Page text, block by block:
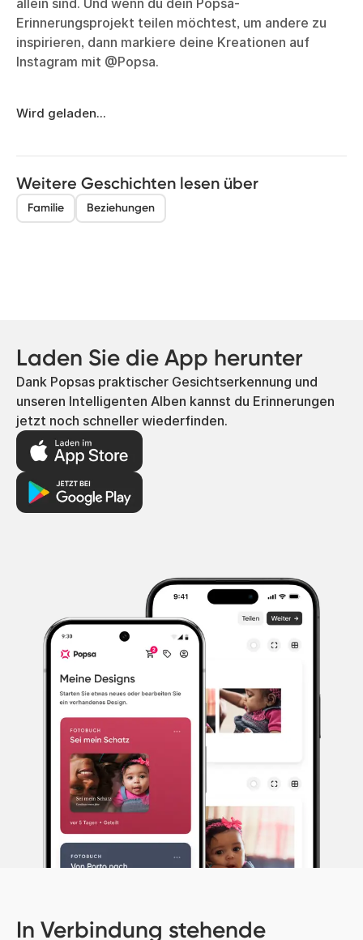
allein sind. Und wenn du dein Popsa-
Erinnerungsprojekt teilen möchtest, um andere zu
inspirieren, dann markiere deine Kreationen auf
Instagram mit @Popsa.
Wird geladen...
Weitere Geschichten lesen über
Familie Beziehungen
Laden Sie die App herunter
Dank Popsas praktischer Gesichtserkennung und
unseren Intelligenten Alben kannst du Erinnerungen
jetzt noch schneller wiederfinden.
In Verbindung stehende